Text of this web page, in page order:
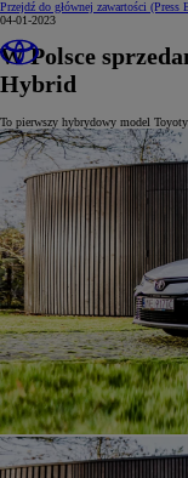
Przejdź do głównej zawartości (Press
04-01-2023
W Polsce
Hybrid
To pierwszy hybrydowy model